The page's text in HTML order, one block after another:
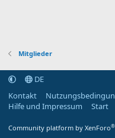
Mitglieder
DE
Kontakt
Hilfe und Impressum
Start
Community platform by XenForo®